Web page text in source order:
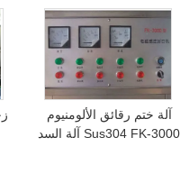
آلة ختم رقائق الألومنيوم
Sus304 FK-3000 آلة السد